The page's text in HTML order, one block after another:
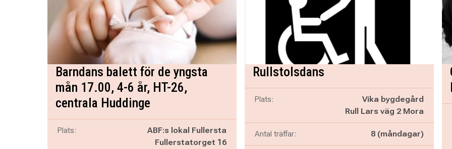
Barndans balett för de yngsta
mån 17.00, 4-6 år, HT-26,
centrala Huddinge
Plats:
ABF:s lokal Fullersta
Fullerstatorget 16
Rullstolsdans
Plats:
Vika bygdegård
Rull Lars väg 2 Mora
Antal träffar: 8 (måndagar)